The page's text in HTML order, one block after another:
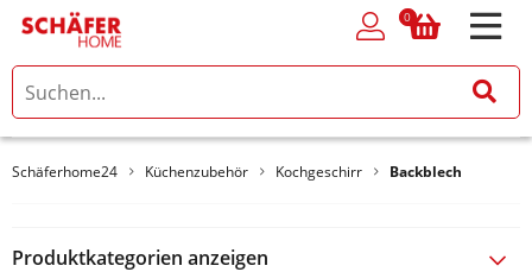
0
0
Schäferhome24 Küchenzubehör Kochgeschirr Backblech
Produktkategorien anzeigen